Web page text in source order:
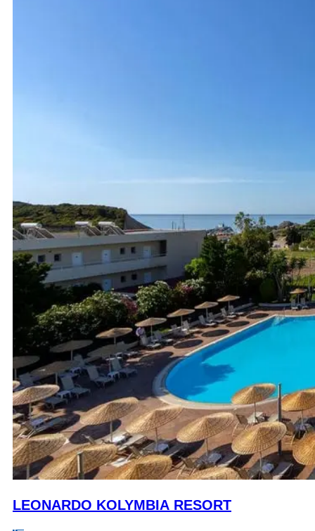
LEONARDO KOLYMBIA RESORT